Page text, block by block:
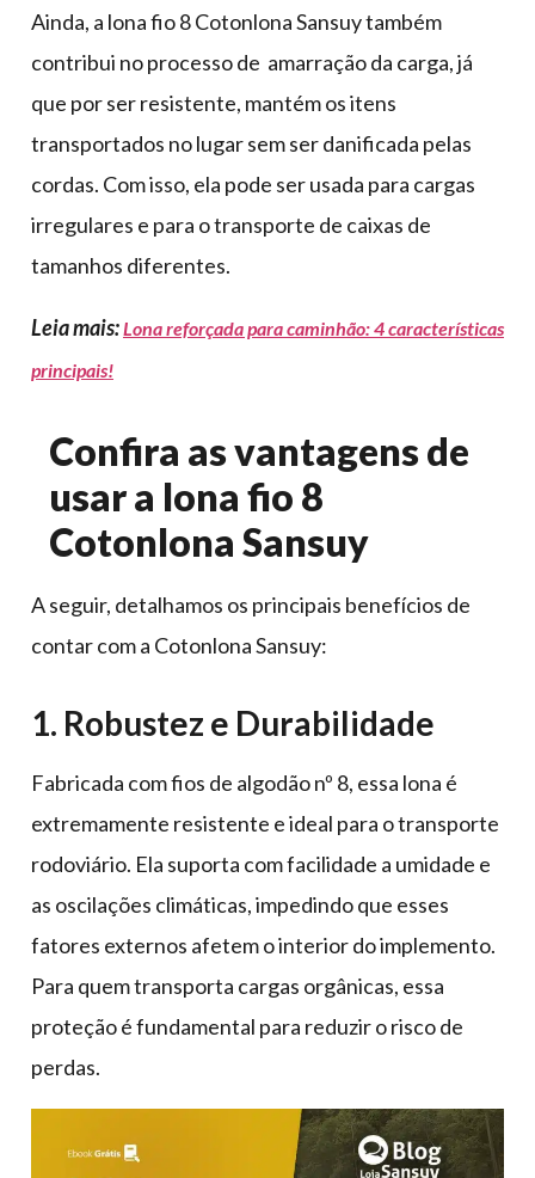
Ainda, a lona fio 8 Cotonlona Sansuy também
contribui no processo de amarração da carga, já
que por ser resistente, mantém os itens
transportados no lugar sem ser danificada pelas
cordas. Com isso, ela pode ser usada para cargas
irregulares e para o transporte de caixas de
tamanhos diferentes.
Leia mais:Lona reforçada para caminhão: 4 características
principais!
Confira as vantagens de
usar a lona fio 8
Cotonlona Sansuy
A seguir, detalhamos os principais benefícios de
contar com a Cotonlona Sansuy:
1. Robustez e Durabilidade
Fabricada com fios de algodão nº 8, essa lona é
extremamente resistente e ideal para o transporte
rodoviário. Ela suporta com facilidade a umidade e
as oscilações climáticas, impedindo que esses
fatores externos afetem o interior do implemento.
Para quem transporta cargas orgânicas, essa
proteção é fundamental para reduzir o risco de
perdas.